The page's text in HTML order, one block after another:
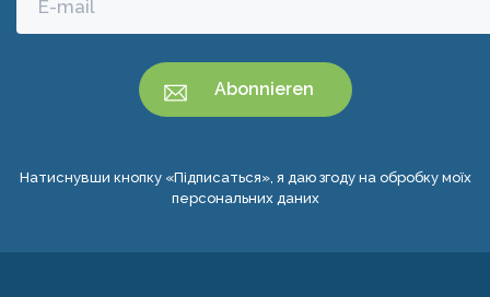
Натиснувши кнопку «Підписаться», я даю згоду на обробку моїх
персональних даних